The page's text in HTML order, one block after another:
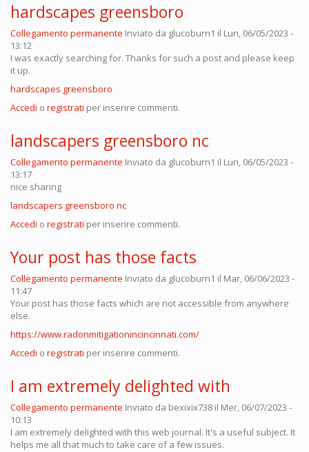
hardscapes greensboro
Collegamento permanente Inviato da glucoburn1 il Lun, 06/05/2023 -
13:12
I was exactly searching for. Thanks for such a post and please keep
it up.
hardscapes greensboro
Accedi o registrati per inserire commenti.
landscapers greensboro nc
Collegamento permanente Inviato da glucoburn1 il Lun, 06/05/2023 -
13:17
nice sharing
landscapers greensboro nc
Accedi o registrati per inserire commenti.
Your post has those facts
Collegamento permanente Inviato da glucoburn1 il Mar, 06/06/2023 -
11:47
Your post has those facts which are not accessible from anywhere
else.
https://www.radonmitigationincincinnati.com/
Accedi o registrati per inserire commenti.
I am extremely delighted with
Collegamento permanente Inviato da bexixix738 il Mer, 06/07/2023 -
10:13
I am extremely delighted with this web journal. It's a useful subject. It
helps me all that much to take care of a few issues.